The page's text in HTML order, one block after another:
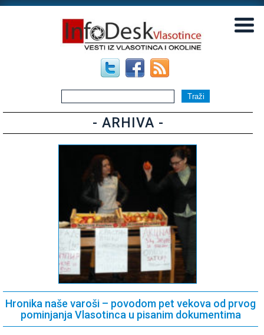
- ARHIVA -
Hronika naše varoši – povodom pet vekova od prvog
pominjanja Vlasotinca u pisanim dokumentima